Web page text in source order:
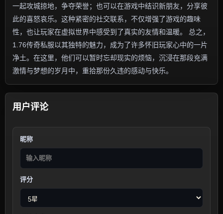
一起攻城掠地，争夺荣誉；也可以在游戏中结识新朋友，分享彼
此的喜怒哀乐。这种紧密的社交联系，不仅增强了游戏的趣味
性，也让玩家在虚拟世界中感受到了真实的友情和温暖。 总之，
1.76传奇私服以其独特的魅力，成为了许多怀旧玩家心中的一片
净土。在这里，他们可以暂时忘却现实的烦恼，沉浸在那段充满
激情与梦想的岁月中，重拾那份久违的感动与快乐。
用户评论
昵称
评分